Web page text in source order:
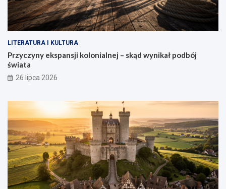
LITERATURA I KULTURA
Przyczyny ekspansji kolonialnej – skąd wynikał podbój
świata
26 lipca 2026